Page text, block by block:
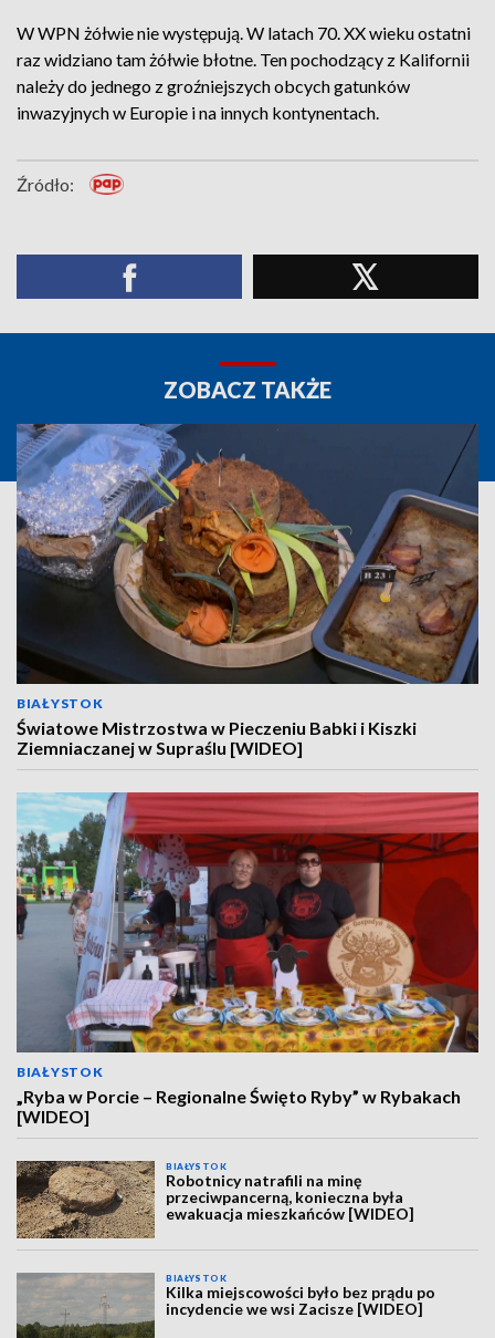
W WPN żółwie nie występują. W latach 70. XX wieku ostatni
raz widziano tam żółwie błotne. Ten pochodzący z Kalifornii
należy do jednego z groźniejszych obcych gatunków
inwazyjnych w Europie i na innych kontynentach.
Źródło:
ZOBACZ TAKŻE
BIAŁYSTOK
Światowe Mistrzostwa w Pieczeniu Babki i Kiszki
Ziemniaczanej w Supraślu [WIDEO]
BIAŁYSTOK
„Ryba w Porcie – Regionalne Święto Ryby” w Rybakach
[WIDEO]
BIAŁYSTOK
Robotnicy natrafili na minę
przeciwpancerną, konieczna była
ewakuacja mieszkańców [WIDEO]
BIAŁYSTOK
Kilka miejscowości było bez prądu po
incydencie we wsi Zacisze [WIDEO]